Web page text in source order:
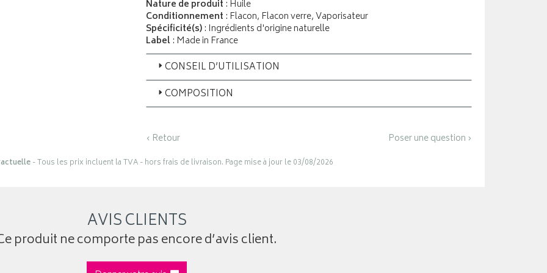
Nature de produit : Huile
Conditionnement : Flacon, Flacon verre, Vaporisateur
Spécificité(s): Ingrédients d'origine naturelle
Label: Made in France
CONSEIL D’UTILISATION
COMPOSITION
‹ Retour Poser une question ›
- Tous les prix incluent la TVA - hors frais de livraison. Page mise à jour le 03/08/2026
AVIS CLIENTS
produit ne comporte pas encore d’avis client.